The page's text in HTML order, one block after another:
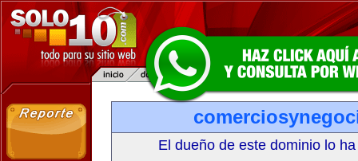
El dueño de este dominio lo